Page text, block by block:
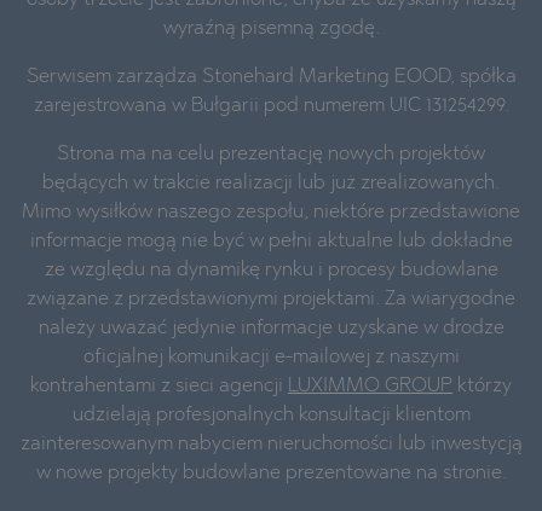
wyraźną pisemną zgodę.
Serwisem zarządza Stonehard Marketing EOOD, spółka
zarejestrowana w Bułgarii pod numerem UIC 131254299.
Strona ma na celu prezentację nowych projektów
będących w trakcie realizacji lub już zrealizowanych.
Mimo wysiłków naszego zespołu, niektóre przedstawione
informacje mogą nie być w pełni aktualne lub dokładne
ze względu na dynamikę rynku i procesy budowlane
związane z przedstawionymi projektami. Za wiarygodne
należy uważać jedynie informacje uzyskane w drodze
oficjalnej komunikacji e-mailowej z naszymi
kontrahentami z sieci agencji LUXIMMO GROUP którzy
udzielają profesjonalnych konsultacji klientom
zainteresowanym nabyciem nieruchomości lub inwestycją
w nowe projekty budowlane prezentowane na stronie.